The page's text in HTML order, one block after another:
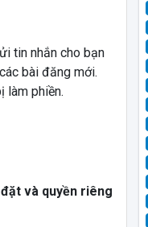
tin nhắn cho bạn
bài đăng mới.
làm phiền.
và quyền riêng